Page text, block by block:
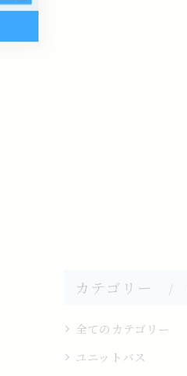
カテゴリー
全てのカテゴリー
ユニットバス